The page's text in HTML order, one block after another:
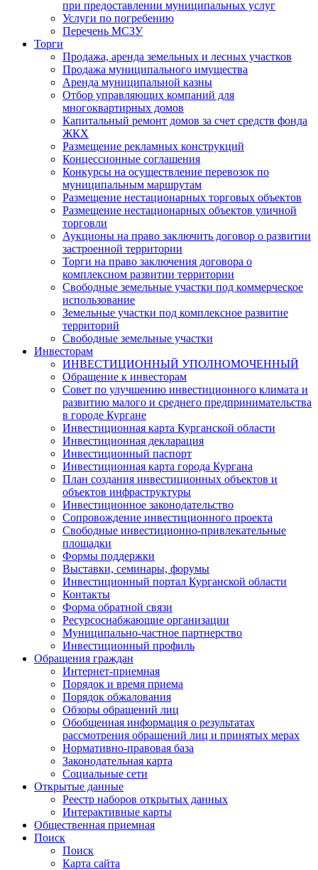
при предоставлении муниципальных услуг
Услуги по погребению
Перечень МСЗУ
Торги
Продажа, аренда земельных и лесных участков
Продажа муниципального имущества
Аренда муниципальной казны
Отбор управляющих компаний для
многоквартирных домов
Капитальный ремонт домов за счет средств фонда
ЖКХ
Размещение рекламных конструкций
Концессионные соглашения
Конкурсы на осуществление перевозок по
муниципальным маршрутам
Размещение нестационарных торговых объектов
Размещение нестационарных объектов уличной
торговли
Аукционы на право заключить договор о развитии
застроенной территории
Торги на право заключения договора о
комплексном развитии территории
Свободные земельные участки под коммерческое
использование
Земельные участки под комплексное развитие
территорий
Свободные земельные участки
Инвесторам
ИНВЕСТИЦИОННЫЙ УПОЛНОМОЧЕННЫЙ
Обращение к инвесторам
Совет по улучшению инвестиционного климата и
развитию малого и среднего предпринимательства
в городе Кургане
Инвестиционная карта Курганской области
Инвестиционная декларация
Инвестиционный паспорт
Инвестиционная карта города Кургана
План создания инвестиционных объектов и
объектов инфраструктуры
Инвестиционное законодательство
Сопровождение инвестиционного проекта
Свободные инвестиционно-привлекательные
площадки
Формы поддержки
Выставки, семинары, форумы
Инвестиционный портал Курганской области
Контакты
Форма обратной связи
Ресурсоснабжающие организации
Муниципально-частное партнерство
Инвестиционный профиль
Обращения граждан
Интернет-приемная
Порядок и время приема
Порядок обжалования
Обзоры обращений лиц
Обобщенная информация о результатах
рассмотрения обращений лиц и принятых мерах
Нормативно-правовая база
Законодательная карта
Социальные сети
Открытые данные
Реестр наборов открытых данных
Интерактивные карты
Общественная приемная
Поиск
Поиск
Карта сайта